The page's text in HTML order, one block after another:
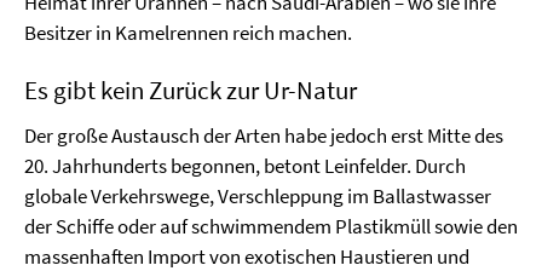
Besitzer in Kamelrennen reich machen.
Es gibt kein Zurück zur Ur-Natur
Der große Austausch der Arten habe jedoch erst Mitte des
20. Jahrhunderts begonnen, betont Leinfelder. Durch
globale Verkehrswege, Verschleppung im Ballastwasser
der Schiffe oder auf schwimmendem Plastikmüll sowie den
massenhaften Import von exotischen Haustieren und